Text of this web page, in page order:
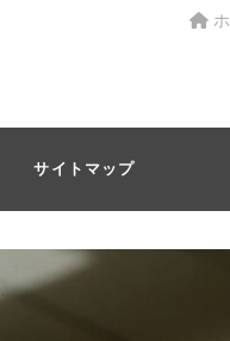
サイトマップ